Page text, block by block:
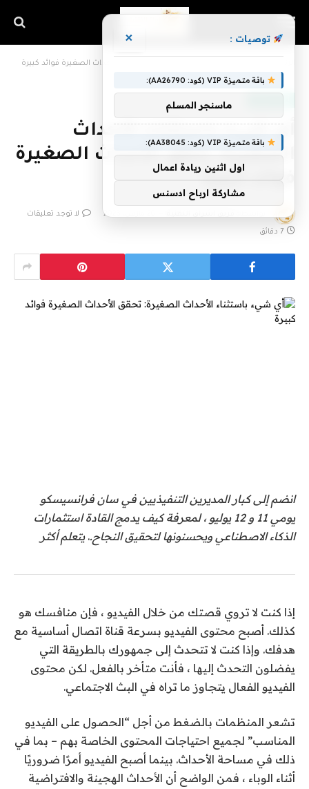
أي شيء باستثناء الأحداث الصغيرة: تحقق الأحداث الصغيرة فوائد كبيرة
أي شيء باستثناء الأحداث
الصغيرة: تحقق الأحداث الصغيرة
فوائد كبيرة
لا توجد تعليقات
7 دقائق
انضم إلى كبار المديرين التنفيذيين في سان فرانسيسكو
يومي 11 و 12 يوليو ، لمعرفة كيف يدمج القادة استثمارات
الذكاء الاصطناعي ويحسنونها لتحقيق النجاح..يتعلم أكثر
إذا كنت لا تروي قصتك من خلال الفيديو ، فإن منافسك هو
كذلك. أصبح محتوى الفيديو بسرعة قناة اتصال أساسية مع
هدفك. وإذا كنت لا تتحدث إلى جمهورك بالطريقة التي
يفضلون التحدث إليها ، فأنت متأخر بالفعل. لكن محتوى
الفيديو الفعال يتجاوز ما تراه في البث الاجتماعي.
تشعر المنظمات بالضغط من أجل “الحصول على الفيديو
المناسب” لجميع احتياجات المحتوى الخاصة بهم – بما في
ذلك في مساحة الأحداث. بينما أصبح الفيديو أمرًا ضروريًا
أثناء الوباء ، فمن الواضح أن الأحداث الهجينة والافتراضية
توصيات : ×
باقة متميزة VIP (كود: AA26790):
ماسنجر المسلم
باقة متميزة VIP (كود: AA38045):
اول اثنين ريادة اعمال
مشاركة ارباح ادسنس